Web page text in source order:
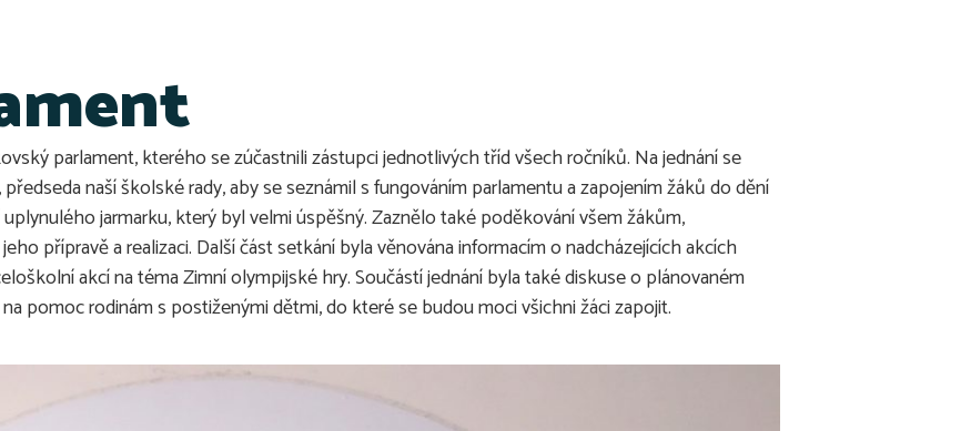
parlament, kterého se zúčastnili zástupci jednotlivých tříd všech ročníků. Na jednání se
naší školské rady, aby se seznámil s fungováním parlamentu a zapojením žáků do dění
jarmarku, který byl velmi úspěšný. Zaznělo také poděkování všem žákům,
přípravě a realizaci. Další část setkání byla věnována informacím o nadcházejících akcích
akcí na téma Zimní olympijské hry. Součástí jednání byla také diskuse o plánovaném
pomoc rodinám s postiženými dětmi, do které se budou moci všichni žáci zapojit.